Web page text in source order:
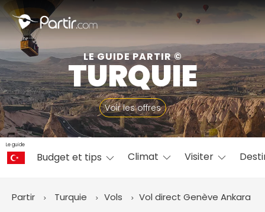
LE GUIDE PARTIR ©
TURQUIE
Voir les offres
Le guide
Budget et tips Climat Visiter
Partir Turquie Vols Vol direct Genève Ankara
Fermer
📍 Destinations populaires
☀️ Où partir par mois
Juillet
Août Septembre
Octobre